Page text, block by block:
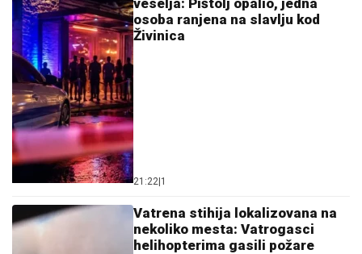
volanom može skupo da vas
košta
centru grada izbola nožem
tinejdžerku: Sumja se da nije bila
sama